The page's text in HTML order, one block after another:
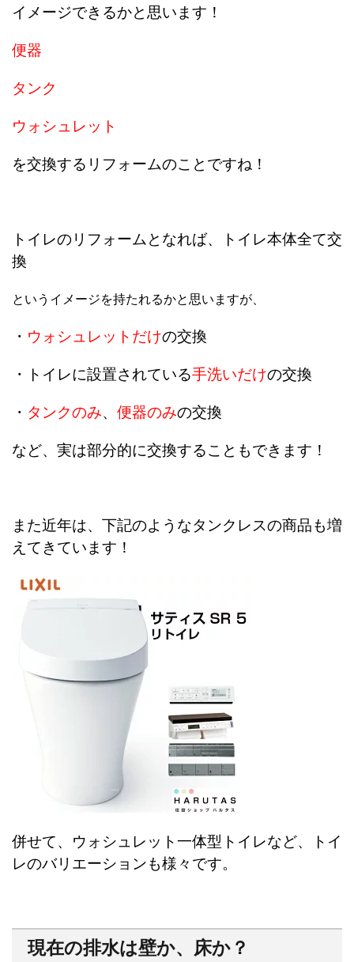
イメージできるかと思います！
便器
タンク
ウォシュレット
を交換するリフォームのことですね！
トイレのリフォームとなれば、トイレ本体全て交
換
というイメージを持たれるかと思いますが、
・ ウォシュレットだけの交換
・トイレに設置されている手洗いだけの交換
・ タンクのみ、 便器のみの交換
など、実は部分的に交換することもできます！
また近年は、下記のようなタンクレスの商品も増
えてきています！
併せて、ウォシュレット一体型トイレなど、トイ
レのバリエーションも様々です。
現在の排水は壁か、床か？